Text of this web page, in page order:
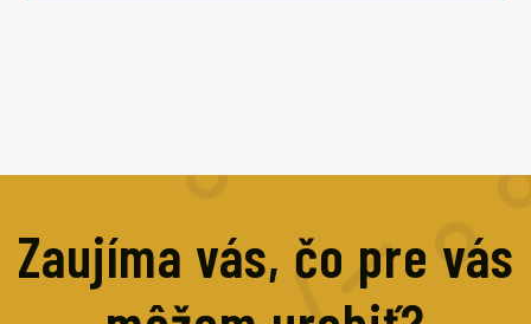
Zaujíma vás, čo pre vás